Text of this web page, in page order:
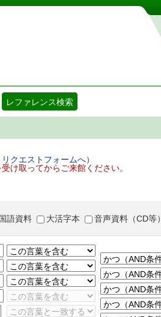
書検索・予約システム
レファレンス検索
リクエストフォームへ）
け取ってからご来館ください。
語資料 大活字本 音声資料（CD等）